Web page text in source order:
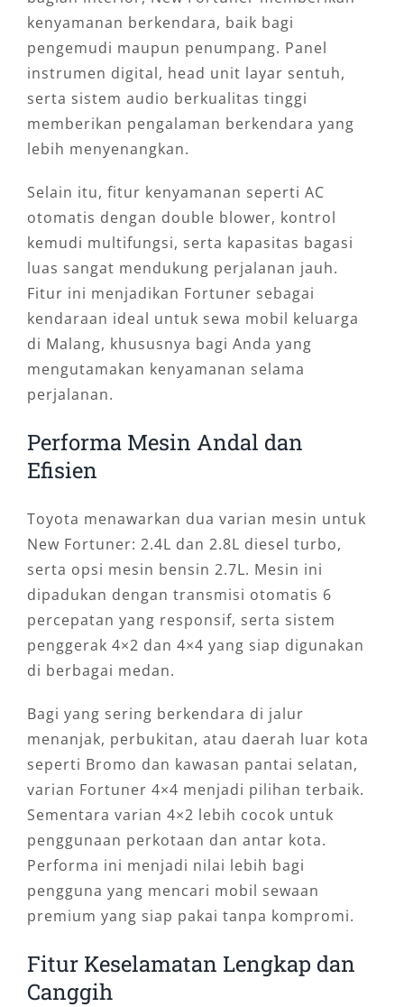
kenyamanan berkendara, baik bagi
pengemudi maupun penumpang. Panel
instrumen digital, head unit layar sentuh,
serta sistem audio berkualitas tinggi
memberikan pengalaman berkendara yang
lebih menyenangkan.
Selain itu, fitur kenyamanan seperti AC
otomatis dengan double blower, kontrol
kemudi multifungsi, serta kapasitas bagasi
luas sangat mendukung perjalanan jauh.
Fitur ini menjadikan Fortuner sebagai
kendaraan ideal untuk sewa mobil keluarga
di Malang, khususnya bagi Anda yang
mengutamakan kenyamanan selama
perjalanan.
Performa Mesin Andal dan
Efisien
Toyota menawarkan dua varian mesin untuk
New Fortuner: 2.4L dan 2.8L diesel turbo,
serta opsi mesin bensin 2.7L. Mesin ini
dipadukan dengan transmisi otomatis 6
percepatan yang responsif, serta sistem
penggerak 4×2 dan 4×4 yang siap digunakan
di berbagai medan.
Bagi yang sering berkendara di jalur
menanjak, perbukitan, atau daerah luar kota
seperti Bromo dan kawasan pantai selatan,
varian Fortuner 4×4 menjadi pilihan terbaik.
Sementara varian 4×2 lebih cocok untuk
penggunaan perkotaan dan antar kota.
Performa ini menjadi nilai lebih bagi
pengguna yang mencari mobil sewaan
premium yang siap pakai tanpa kompromi.
Fitur Keselamatan Lengkap dan
Canggih